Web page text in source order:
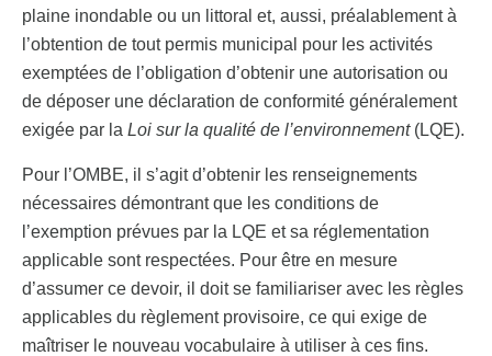
plaine inondable ou un littoral et, aussi, préalablement à
l’obtention de tout permis municipal pour les activités
exemptées de l’obligation d’obtenir une autorisation ou
de déposer une déclaration de conformité généralement
exigée par la Loi sur la qualité de l’environnement(LQE).
Pour l’OMBE, il s’agit d’obtenir les renseignements
nécessaires démontrant que les conditions de
l’exemption prévues par la LQE et sa réglementation
applicable sont respectées. Pour être en mesure
d’assumer ce devoir, il doit se familiariser avec les règles
applicables du règlement provisoire, ce qui exige de
maîtriser le nouveau vocabulaire à utiliser à ces fins.